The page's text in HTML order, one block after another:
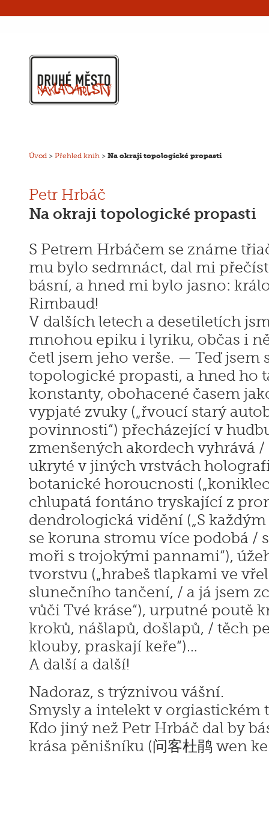
Úvod > Přehled knih > Na okraji topologické propasti
Petr Hrbáč
Na okraji topologické propasti
S Petrem Hrbáčem se známe
mu bylo sedmnáct, dal mi
básní, a hned mi bylo jasno:
Rimbaud!
V dalších letech a desetiletích
mnohou epiku i lyriku, občas i
četl jsem jeho verše. — Teď jsem
topologické propasti, a hned ho
konstanty, obohacené časem
vypjaté zvuky („řvoucí starý
povinnosti“) přecházející v
zmenšených akordech vyhrává
ukryté v jiných vrstvách
botanické horoucnosti
chlupatá fontáno tryskající z
dendrologická vidění („S
se koruna stromu více podobá /
moři s trojokými pannami“),
tvorstvu („hrabeš tlapkami ve
slunečního tančení, / a já jsem
vůči Tvé kráse“), urputné poutě
kroků, nášlapů, došlapů, / těch
klouby, praskají keře“)…
A další a další!
Nadoraz, s trýznivou vášní.
Smysly a intelekt v orgiastickém
Kdo jiný než Petr Hrbáč dal by
krása pěnišníku (问客杜鹃 wen